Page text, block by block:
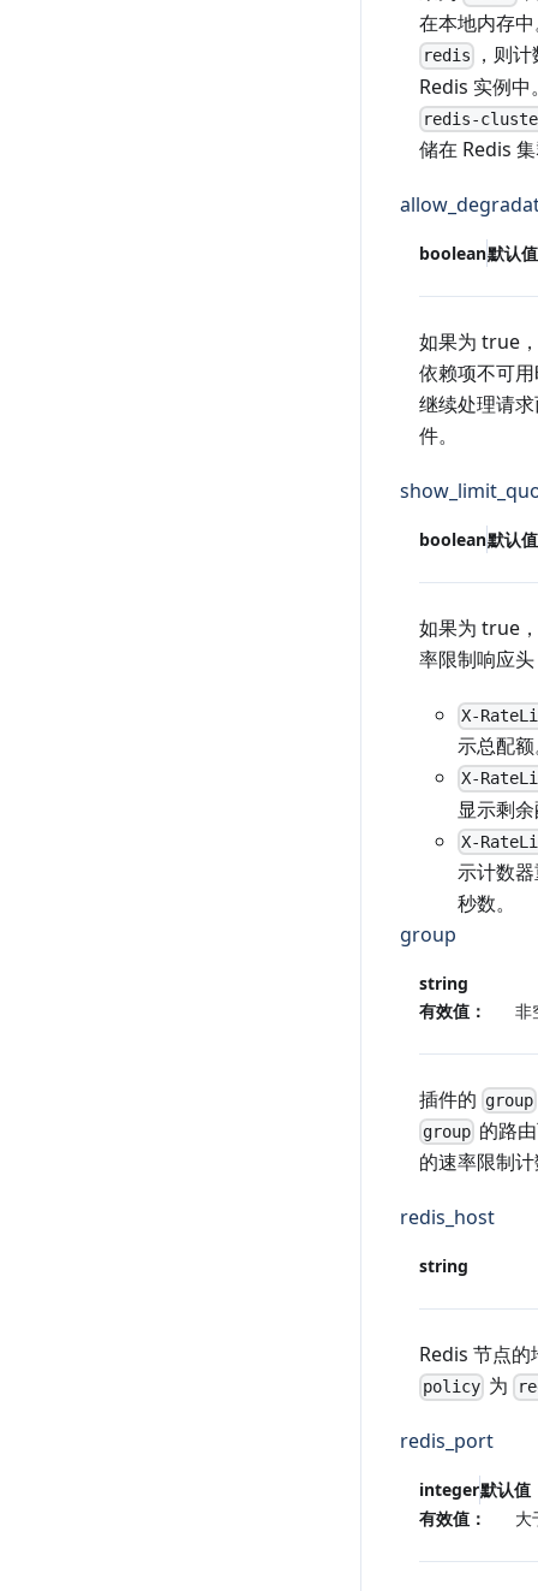
在本地内存
redis
，则
Redis 实例中
redis-
储在 Redis
boolean默认
如果为 true
依赖项不可
继续处理请
件。
boolean默认
如果为 true
率限制响应
X-
示总配
X-
显示剩
X-
示计数
秒数。
group
string
有效值：
非
插件的 group
group 的路
的速率限制
redis_host
string
Redis 节点的
policy 为
redis_port
integer默认值
有效值：
大